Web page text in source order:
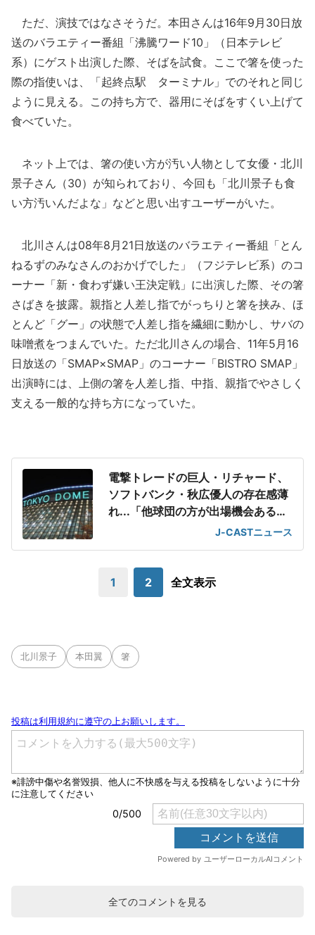
ただ、演技ではなさそうだ。本田さんは16年9月30日放
送のバラエティー番組「沸騰ワード10」（日本テレビ
系）にゲスト出演した際、そばを試食。ここで箸を使った
際の指使いは、「起終点駅 ターミナル」でのそれと同じ
ように見える。この持ち方で、器用にそばをすくい上げて
食べていた。
ネット上では、箸の使い方が汚い人物として女優・北川
景子さん（30）が知られており、今回も「北川景子も食
い方汚いんだよな」などと思い出すユーザーがいた。
北川さんは08年8月21日放送のバラエティー番組「とん
ねるずのみなさんのおかげでした」（フジテレビ系）のコ
ーナー「新・食わず嫌い王決定戦」に出演した際、その箸
さばきを披露。親指と人差し指でがっちりと箸を挟み、ほ
とんど「グー」の状態で人差し指を繊細に動かし、サバの
味噌煮をつまんでいた。ただ北川さんの場合、11年5月16
日放送の「SMAP×SMAP」のコーナー「BISTRO SMAP」
出演時には、上側の箸を人差し指、中指、親指でやさしく
支える一般的な持ち方になっていた。
電撃トレードの巨人・リチャード、
ソフトバンク・秋広優人の存在感薄
れ...「他球団の方が出場機会ある」
J-CASTニュース
1 2 全文表示
北川景子 本田翼 箸
全てのコメントを見る